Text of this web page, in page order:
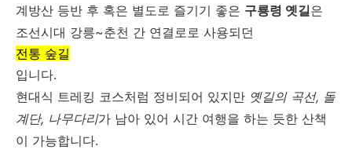
계방산 등반 후 혹은 별도로 즐기기 좋은 구룡령 옛길은
조선시대 강릉~춘천 간 연결로로 사용되던
전통 숲길
입니다.
현대식 트레킹 코스처럼 정비되어 있지만 옛길의 곡선, 돌
계단, 나무다리가 남아 있어 시간 여행을 하는 듯한 산책
이 가능합니다.